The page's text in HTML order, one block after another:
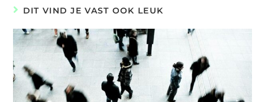
DIT VIND JE VAST OOK LEUK